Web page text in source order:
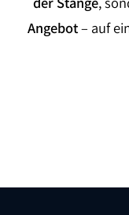
Angebot– auf